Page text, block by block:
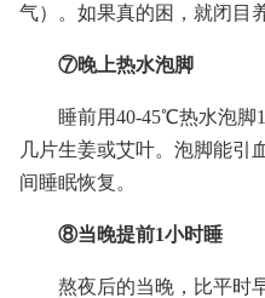
气）。如果真的困，就闭目
⑦晚上热水泡脚
睡前用40-45℃热水泡脚
几片生姜或艾叶。泡脚能引
间睡眠恢复。
⑧当晚提前1小时睡
熬夜后的当晚，比平时